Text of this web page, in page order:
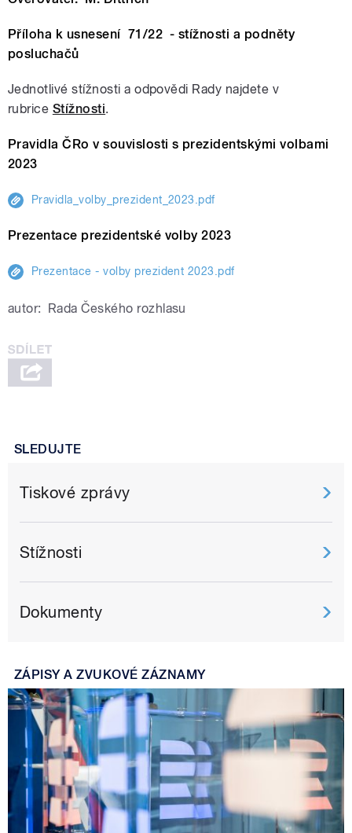
Příloha k usnesení 71/22 - stížnosti a podněty
posluchačů
Jednotlivé stížnosti a odpovědi Rady najdete v
rubrice Stížnosti.
Pravidla ČRo v souvislosti s prezidentskými volbami
2023
Pravidla_volby_prezident_2023.pdf
Prezentace prezidentské volby 2023
Prezentace - volby prezident 2023.pdf
autor: Rada Českého rozhlasu
SLEDUJTE
Tiskové zprávy
Stížnosti
Dokumenty
ZÁPISY A ZVUKOVÉ ZÁZNAMY